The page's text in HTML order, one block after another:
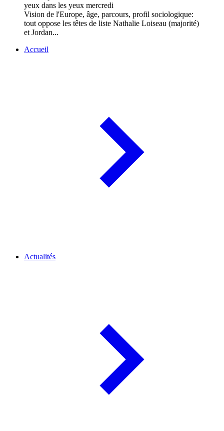
Vision de l'Europe, âge, parcours, profil sociologique:
tout oppose les têtes de liste Nathalie Loiseau (majorité)
et Jordan...
Accueil
Actualités